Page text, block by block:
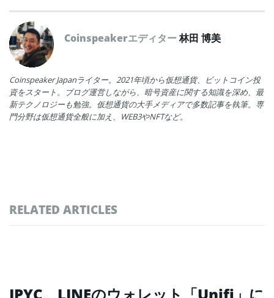
Coinspeakerエディター林田 博美
Coinspeaker Japanライター。2021年頃から仮想通貨、ビットコイン投
資をスタート。ブログ運営しながら、暗号資産に関する知識を深め、最
新テクノロジーも勉強。仮想通貨の大手メディアで多数記事を執筆。専
門分野は仮想通貨全般に加え、WEB3やNFTなど。
RELATED ARTICLES
JPYC、LINEのウォレット「Unifi」に